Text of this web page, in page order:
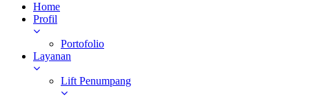
Home
Profil
Portofolio
Layanan
Lift Penumpang